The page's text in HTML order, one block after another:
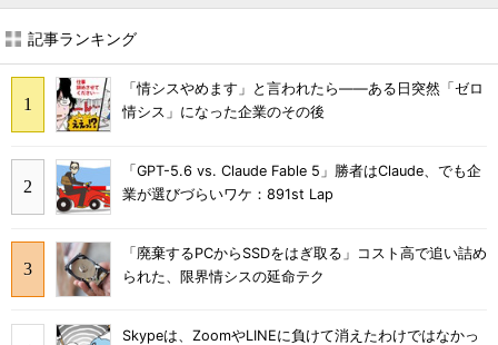
記事ランキング
「情シスやめます」と言われたら――ある日突然「ゼロ
情シス」になった企業のその後
「GPT-5.6 vs. Claude Fable 5」勝者はClaude、でも企
業が選びづらいワケ：891st Lap
「廃棄するPCからSSDをはぎ取る」コスト高で追い詰め
られた、限界情シスの延命テク
Skypeは、ZoomやLINEに負けて消えたわけではなかっ